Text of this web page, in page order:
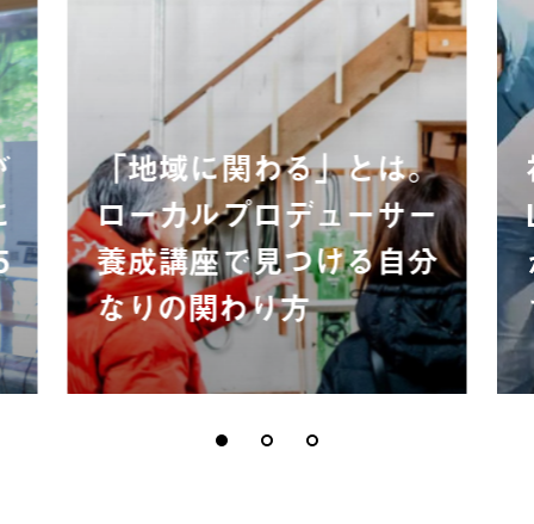
「地域に関わる」とは。
ローカルプロデューサー
養成講座で見つける自分
なりの関わり方